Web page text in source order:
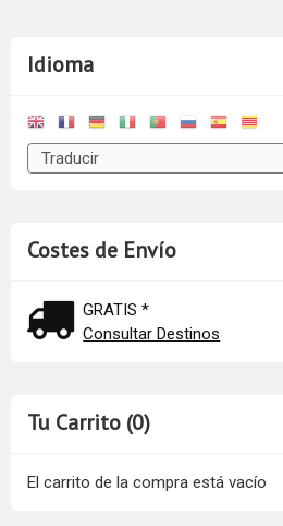
Idioma
Costes de Envío
GRATIS *
Consultar Destinos
Tu Carrito (0)
El carrito de la compra está vacío